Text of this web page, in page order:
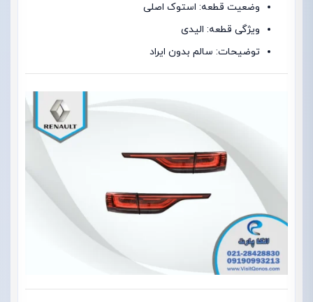
وضعیت قطعه: استوک اصلی
ویژگی قطعه: الیدی
توضیحات: سالم بدون ایراد